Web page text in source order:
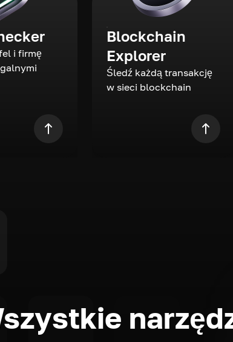
i firmę
Blockchain
Explorer
Śledź każdą transakcję
w sieci blockchain